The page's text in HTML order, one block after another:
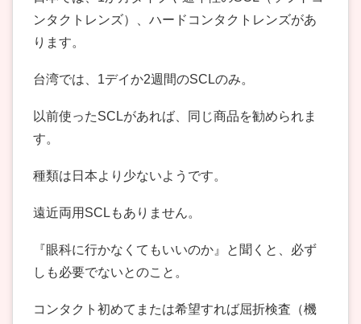
ンタクトレンズ）、ハードコンタクトレンズがあ
ります。
台湾では、1デイか2週間のSCLのみ。
以前使ったSCLがあれば、同じ商品を勧められま
す。
種類は日本より少ないようです。
遠近両用SCLもありません。
『眼科に行かなくてもいいのか』と聞くと、必ず
しも必要でないとのこと。
コンタクト初めてまたは希望すれば屈折検査（機